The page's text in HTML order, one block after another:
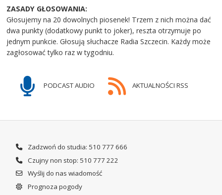
ZASADY GŁOSOWANIA:
Głosujemy na 20 dowolnych piosenek! Trzem z nich można dać
dwa punkty (dodatkowy punkt to joker), reszta otrzymuje po
jednym punkcie. Głosują słuchacze Radia Szczecin. Każdy może
zagłosować tylko raz w tygodniu.
PODCAST AUDIO AKTUALNOŚCI RSS
Zadzwoń do studia: 510 777 666
Czujny non stop: 510 777 222
Wyślij do nas wiadomość
Prognoza pogody